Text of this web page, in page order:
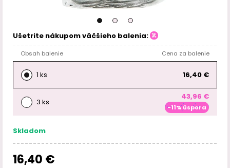
Ušetrite nákupom väčšieho balenia:
Obsah balenie Cena za balenie
1 ks 16,40 €
3 ks
43,96 €
-11% úspora
Skladom
16,40 €